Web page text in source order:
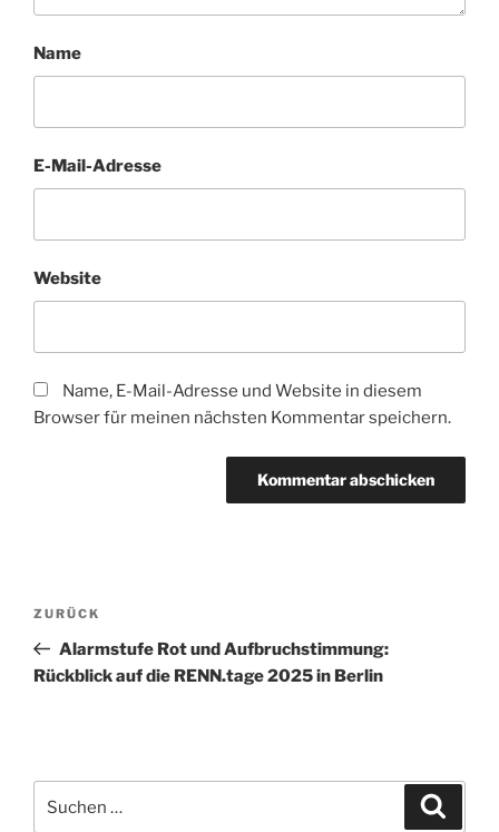
Name
E-Mail-Adresse
Website
Name, E-Mail-Adresse und Website in diesem
Browser für meinen nächsten Kommentar speichern.
Beitragsnavigation
Vorheriger
Beitrag
ZURÜCK
Alarmstufe Rot und Aufbruchstimmung:
Rückblick auf die RENN.tage 2025 in Berlin
nach: